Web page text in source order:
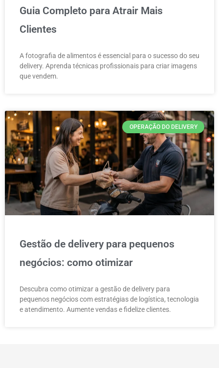
Guia Completo para Atrair Mais
Clientes
A fotografia de alimentos é essencial para o sucesso do seu
delivery. Aprenda técnicas profissionais para criar imagens
que vendem.
OPERAÇÃO DO DELIVERY
Gestão de delivery para pequenos
negócios: como otimizar
Descubra como otimizar a gestão de delivery para
pequenos negócios com estratégias de logística, tecnologia
e atendimento. Aumente vendas e fidelize clientes.